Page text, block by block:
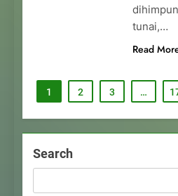
tunai,…
Read
1 2 3 …
Search